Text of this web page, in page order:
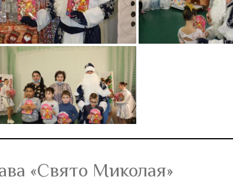
«Свято Миколая»